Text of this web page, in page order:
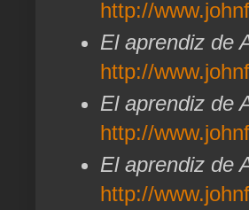
http://
El aprendiz de
http://
El aprendiz de
http://
El aprendiz de
http://